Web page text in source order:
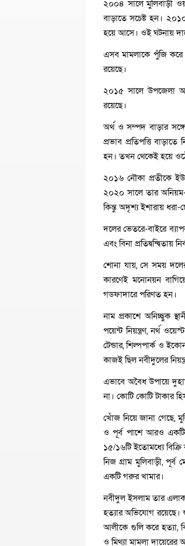
২০০৪ সালে মুলিবাড়ী
বাড়াতে সচেষ্ট হন।
হয়ে আসে। ওই ঘটনায়
এসব মামলাকে পুঁজি করে
রয়েছে।
২০১৫ সালে উপজেলা
রয়েছে।
অর্থ ও সম্পদ বাড়ার
প্রভাব প্রতিপত্তি
হন। তখন থেকেই হয়ে
২০১৬ নৌকা প্রতীকে
২০২০ সালে তার
কিন্তু অদৃশ্য ইশারায় ধরা-
দলের ভেতরে-বাইরে
এবং বিনা প্রতিদ্বন্দ্বিতায়
শোনা যায়, সে সময়
কারণেই মনোনয়ন
গডফাদারে পরিণত হন।
নাম প্রকাশে অনিচ্ছুক
পয়েন্ট নিয়ন্ত্রণ, নর্থ
টেন্ডার, শিল্পপার্ক ও
কাজই ছিল নবীদুলের
এভাবে অবৈধ উপায়ে
না। কোটি কোটি টাকার
খোঁজ নিয়ে জানা গেছে,
ও পূর্ব পাশে আরও একটি
১৫/১৬টি ইতোমধ্যে
নিজ গ্রাম মুলিবাড়ী,
একটি গরুর খামার।
নবীদুল ইসলাম তার
হত্যার অভিযোগ
আলীকে গুলি করে হত্যা,
ও মিথ্যা মামলা